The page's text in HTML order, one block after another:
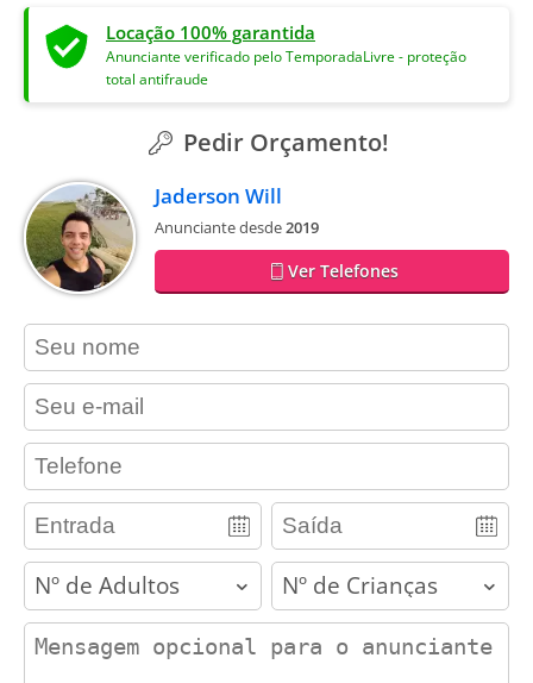
Locação 100% garantida
Anunciante verificado pelo TemporadaLivre - proteção
total antifraude
Pedir Orçamento!
Jaderson Will
Anunciante desde2019
Ver Telefones
contact_name
contact_email
contact_phone
adults children
contact_message